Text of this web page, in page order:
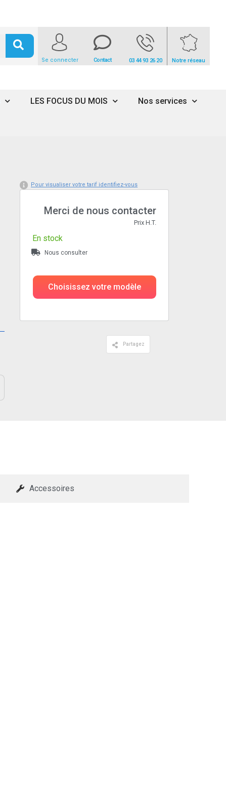
Se connecter Contact 03 44 93 26 20 Notre réseau
LES FOCUS DU MOIS Nos services
Pour visualiser votre tarif identifiez-vous
Merci de nous contacter
Prix H.T.
En stock
Nous consulter
Choisissez votre modèle
Partagez
Accessoires